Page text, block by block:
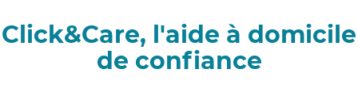
Click&Care, l'aide à domicile
de confiance